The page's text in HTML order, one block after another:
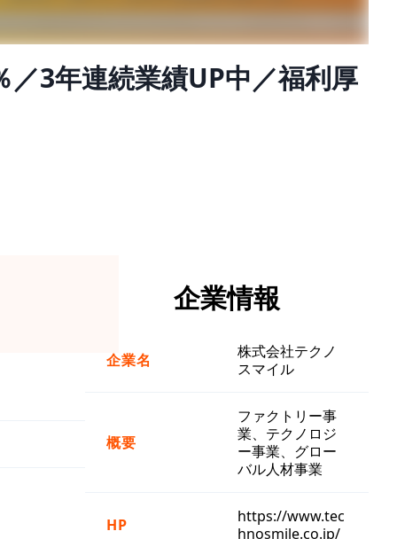
／3年連続業績UP中／福利厚
企業情報
企業名
株式会社テクノ
スマイル
概要
ファクトリー事
業、テクノロジ
ー事業、グロー
バル人材事業
HP
https://www.tec
hnosmile.co.jp/